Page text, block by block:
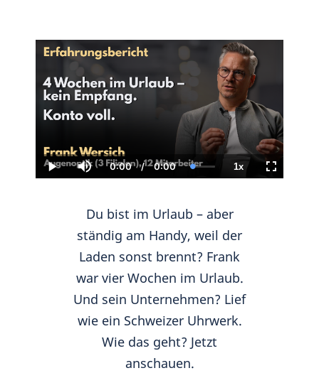
Play Mute
Current
Time
0:00 / Duration
0:00 Loaded
0.00%
1xPlayback
Rate
Fullscreen
Du bist im Urlaub – aber
ständig am Handy, weil der
Laden sonst brennt? Frank
war vier Wochen im Urlaub.
Und sein Unternehmen? Lief
wie ein Schweizer Uhrwerk.
Wie das geht? Jetzt
anschauen.